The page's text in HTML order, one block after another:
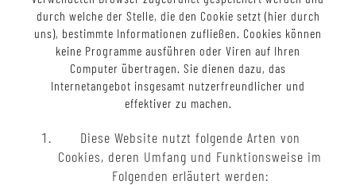
durch welche der Stelle, die den Cookie setzt (hier durch
uns), bestimmte Informationen zufließen. Cookies können
keine Programme ausführen oder Viren auf Ihren
Computer übertragen. Sie dienen dazu, das
Internetangebot insgesamt nutzerfreundlicher und
effektiver zu machen.
Diese Website nutzt folgende Arten von
Cookies, deren Umfang und Funktionsweise im
Folgenden erläutert werden: